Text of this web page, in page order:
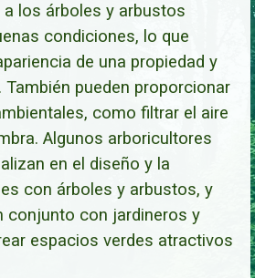
los árboles y arbustos
condiciones, lo que
de una propiedad y
También pueden proporcionar
como filtrar el aire
Algunos arboricultores
en el diseño y la
con árboles y arbustos, y
conjunto con jardineros y
espacios verdes atractivos